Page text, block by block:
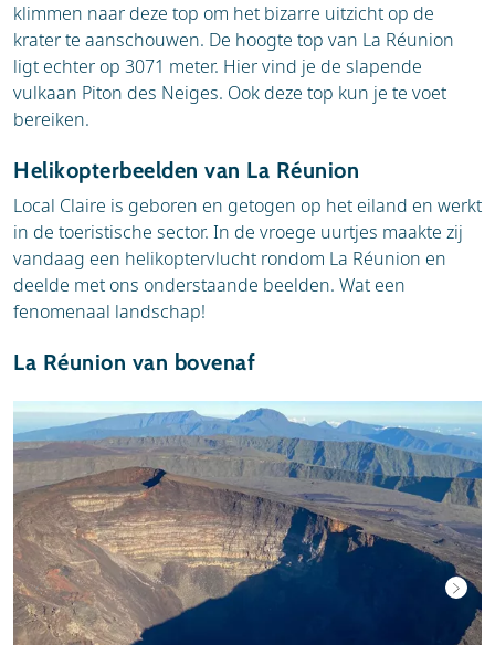
klimmen naar deze top om het bizarre uitzicht op de
krater te aanschouwen. De hoogte top van La Réunion
ligt echter op 3071 meter. Hier vind je de slapende
vulkaan Piton des Neiges. Ook deze top kun je te voet
bereiken.
Helikopterbeelden van La Réunion
Local Claire is geboren en getogen op het eiland en werkt
in de toeristische sector. In de vroege uurtjes maakte zij
vandaag een helikoptervlucht rondom La Réunion en
deelde met ons onderstaande beelden. Wat een
fenomenaal landschap!
La Réunion van bovenaf